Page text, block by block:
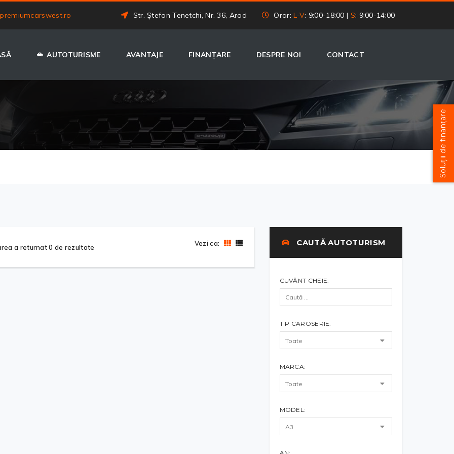
Str. Ștefan Tenetchi, Nr. 36, Arad Orar:L-V: 9:00-18:00 | S: 9:00-14:00
AUTOTURISME AVANTAJE FINANȚARE DESPRE NOI CONTACT
a returnat 0 de rezultate Vezi ca: CAUTĂ AUTOTURISM
CUVÂNT CHEIE:
TIP CAROSERIE:
MARCA:
MODEL:
Soluții de finanțare